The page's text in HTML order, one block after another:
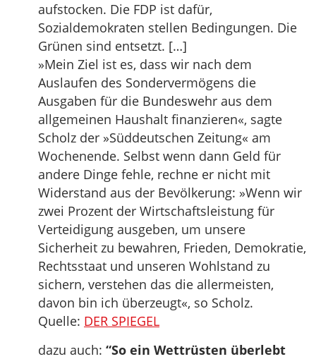
aufstocken. Die FDP ist dafür,
Sozialdemokraten stellen Bedingungen. Die
Grünen sind entsetzt. […]
»Mein Ziel ist es, dass wir nach dem
Auslaufen des Sondervermögens die
Ausgaben für die Bundeswehr aus dem
allgemeinen Haushalt finanzieren«, sagte
Scholz der »Süddeutschen Zeitung« am
Wochenende. Selbst wenn dann Geld für
andere Dinge fehle, rechne er nicht mit
Widerstand aus der Bevölkerung: »Wenn wir
zwei Prozent der Wirtschaftsleistung für
Verteidigung ausgeben, um unsere
Sicherheit zu bewahren, Frieden, Demokratie,
Rechtsstaat und unseren Wohlstand zu
sichern, verstehen das die allermeisten,
davon bin ich überzeugt«, so Scholz.
Quelle: DER SPIEGEL
dazu auch: “So ein Wettrüsten überlebt